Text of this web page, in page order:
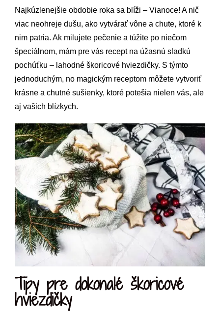
Najkúzlenejšie obdobie roka sa blíži – Vianoce! A nič
viac neohreje dušu, ako vytvárať vône a chute, ktoré k
nim patria. Ak milujete pečenie a túžite po niečom
špeciálnom, mám pre vás recept na úžasnú sladkú
pochúťku – lahodné škoricové hviezdičky. S týmto
jednoduchým, no magickým receptom môžete vytvoriť
krásne a chutné sušienky, ktoré potešia nielen vás, ale
aj vašich blízkych.
Tipy pre dokonalé škoricové
hviezdičky